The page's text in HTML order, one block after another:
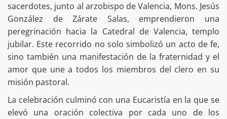
sacerdotes, junto al arzobispo de Valencia, Mons. Jesús
González de Zárate Salas, emprendieron una
peregrinación hacia la Catedral de Valencia, templo
jubilar. Este recorrido no solo simbolizó un acto de fe,
sino también una manifestación de la fraternidad y el
amor que une a todos los miembros del clero en su
misión pastoral.
La celebración culminó con una Eucaristía en la que se
elevó una oración colectiva por cada uno de los